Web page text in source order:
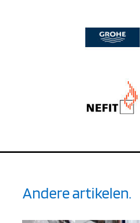
Andere artikelen.